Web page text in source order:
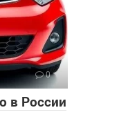
0
в России